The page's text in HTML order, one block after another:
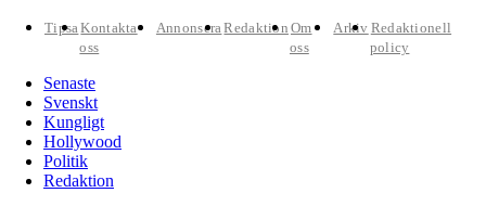
TipsaKontakta
oss
AnnonseraRedaktion Om
oss
Arkiv Redaktionell
policy
Senaste
Svenskt
Kungligt
Hollywood
Politik
Redaktion